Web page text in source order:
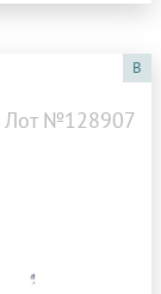
B
Лот №128907